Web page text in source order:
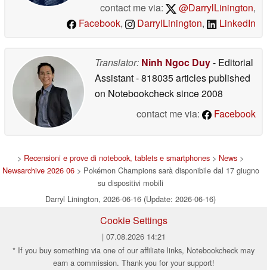
contact me via:
@DarrylLinington,
Facebook, DarrylLinington, LinkedIn
Translator: Ninh Ngoc Duy- Editorial
Assistant- 818035 articles published
on Notebookchecksince 2008
contact me via:
Facebook
> Recensioni e prove di notebook, tablets e smartphones > News >
Newsarchive 2026 06> Pokémon Champions sarà disponibile dal 17 giugno
su dispositivi mobili
Darryl Linington, 2026-06-16 (Update: 2026-06-16)
Cookie Settings
| 07.08.2026 14:21
* If you buy something via one of our affiliate links, Notebookcheck may
earn a commission. Thank you for your support!